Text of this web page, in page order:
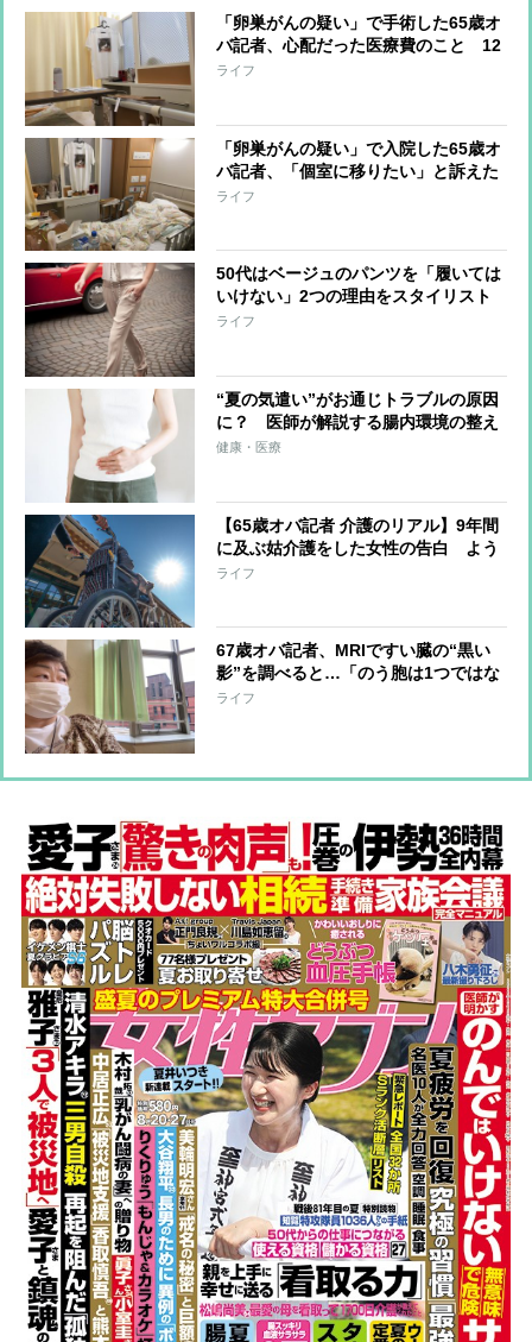
「卵巣がんの疑い」で手術した65歳オ
バ記者、心配だった医療費のこと 12
日間の入院で負担額は？
ライフ
「卵巣がんの疑い」で入院した65歳オ
バ記者、「個室に移りたい」と訴えた
時に看護師がピシャリと言った言葉
ライフ
50代はベージュのパンツを「履いては
いけない」2つの理由をスタイリスト
が解説
ライフ
“夏の気遣い”がお通じトラブルの原因
に？ 医師が解説する腸内環境の整え
方
健康・医療
【65歳オバ記者 介護のリアル】9年間
に及ぶ姑介護をした女性の告白 よう
やく終わったときに義姉妹が放った忘
ライフ
67歳オバ記者、MRIですい臓の“黒い
影”を調べると…「のう胞は1つではな
く3つありました」その後、医師が告
ライフ